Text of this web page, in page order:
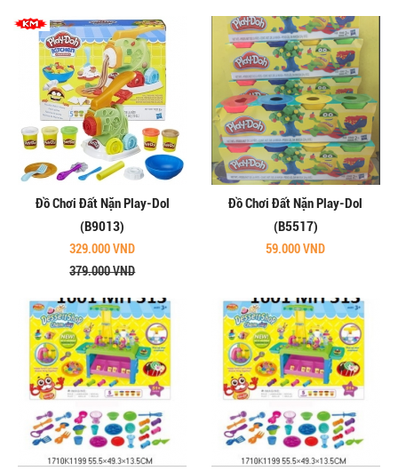
Đồ Chơi Đất Nặn Play-Dol
(B9013)
329.000 VND
379.000 VND
Đồ Chơi Đất Nặn Play-Dol
(B5517)
59.000 VND